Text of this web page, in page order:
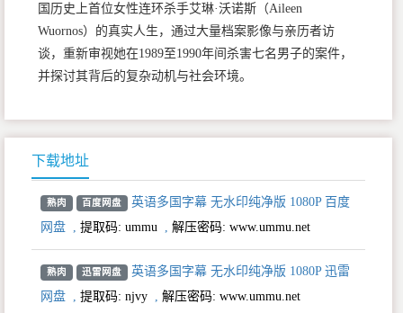
国历史上首位女性连环杀手艾琳·沃诺斯（Aileen
Wuornos）的真实人生，通过大量档案影像与亲历者访
谈，重新审视她在1989至1990年间杀害七名男子的案件，
并探讨其背后的复杂动机与社会环境。
下载地址
熟肉 百度网盘
英语多国字幕 无水印纯净版 1080P 百度
网盘 , 提取码: ummu , 解压密码: www.ummu.net
熟肉 迅雷网盘
英语多国字幕 无水印纯净版 1080P 迅雷
网盘 , 提取码: njvy , 解压密码: www.ummu.net